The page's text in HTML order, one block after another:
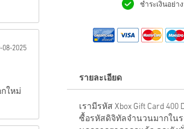
08-2025
ใหม่
ชำระเงินอย่
รายละเอียด
เรามีรหัส Xbox Gift Card
ซื้อรหัสดิจิทัลจำนวนมากใน